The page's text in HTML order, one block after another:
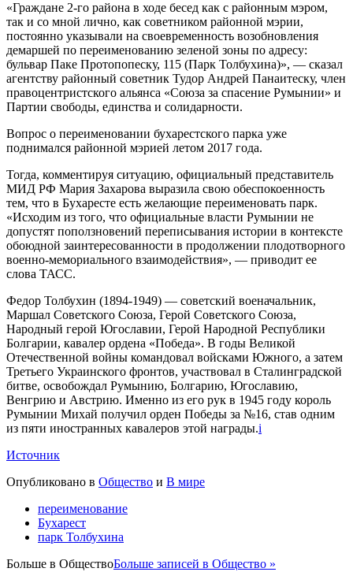
«Граждане 2-го района в ходе бесед как с районным мэром,
так и со мной лично, как советником районной мэрии,
постоянно указывали на своевременность возобновления
демаршей по переименованию зеленой зоны по адресу:
бульвар Паке Протопопеску, 115 (Парк Толбухина)», — сказал
агентству районный советник Тудор Андрей Панаитеску, член
правоцентристского альянса «Союза за спасение Румынии» и
Партии свободы, единства и солидарности.
Вопрос о переименовании бухарестского парка уже
поднимался районной мэрией летом 2017 года.
Тогда, комментируя ситуацию, официальный представитель
МИД РФ Мария Захарова выразила свою обеспокоенность
тем, что в Бухаресте есть желающие переименовать парк.
«Исходим из того, что официальные власти Румынии не
допустят поползновений переписывания истории в контексте
обоюдной заинтересованности в продолжении плодотворного
военно-мемориального взаимодействия», — приводит ее
слова ТАСС.
Федор Толбухин (1894-1949) — советский военачальник,
Маршал Советского Союза, Герой Советского Союза,
Народный герой Югославии, Герой Народной Республики
Болгарии, кавалер ордена «Победа». В годы Великой
Отечественной войны командовал войсками Южного, а затем
Третьего Украинского фронтов, участвовал в Сталинградской
битве, освобождал Румынию, Болгарию, Югославию,
Венгрию и Австрию. Именно из его рук в 1945 году король
Румынии Михай получил орден Победы за №16, став одним
из пяти иностранных кавалеров этой награды.i
Источник
Опубликовано в Общество и В мире
переименование
Бухарест
парк Толбухина
Больше в ОбществоБольше записей в Общество »